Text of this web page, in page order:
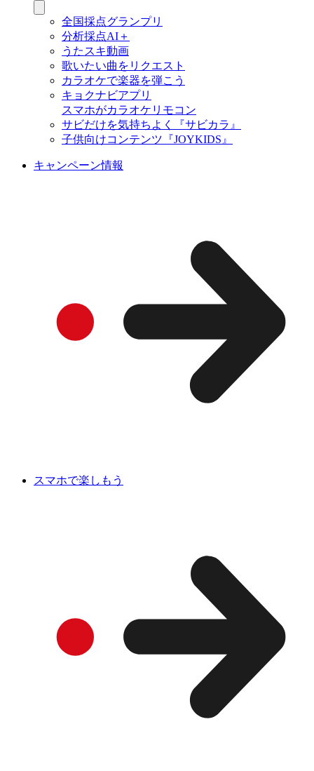
全国採点グランプリ
分析採点AI＋
うたスキ動画
歌いたい曲をリクエスト
カラオケで楽器を弾こう
キョクナビアプリ
スマホがカラオケリモコン
サビだけを気持ちよく『サビカラ』
子供向けコンテンツ『JOYKIDS』
キャンペーン情報
スマホで楽しもう